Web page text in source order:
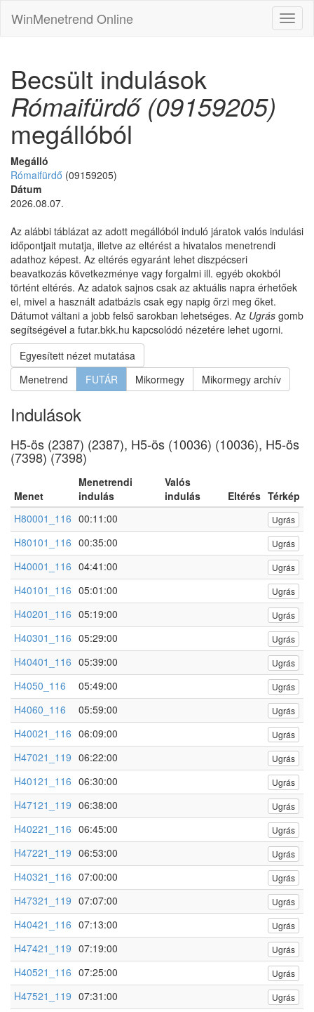
WinMenetrend Online
Becsült indulások
Rómaifürdő (09159205)
megállóból
Megálló
Rómaifürdő (09159205)
Dátum
2026.08.07.
Az alábbi táblázat az adott megállóból induló járatok valós indulási
időpontjait mutatja, illetve az eltérést a hivatalos menetrendi
adathoz képest. Az eltérés egyaránt lehet diszpécseri
beavatkozás következménye vagy forgalmi ill. egyéb okokból
történt eltérés. Az adatok sajnos csak az aktuális napra érhetőek
el, mivel a használt adatbázis csak egy napig őrzi meg őket.
Dátumot váltani a jobb felső sarokban lehetséges. Az Ugrás gomb
segítségével a futar.bkk.hu kapcsolódó nézetére lehet ugorni.
Egyesített nézet mutatása
Menetrend
FUTÁR Mikormegy Mikormegy archív
Indulások
H5-ös (2387) (2387), H5-ös (10036) (10036), H5-ös
(7398) (7398)
Menet
Menetrendi
indulás
Valós
indulás
Eltérés Térkép
H80001_116 00:11:00 Ugrás
H80101_116 00:35:00 Ugrás
H40001_116 04:41:00 Ugrás
H40101_116 05:01:00 Ugrás
H40201_116 05:19:00 Ugrás
H40301_116 05:29:00 Ugrás
H40401_116 05:39:00 Ugrás
H4050_116 05:49:00 Ugrás
H4060_116 05:59:00 Ugrás
H40021_116 06:09:00 Ugrás
H47021_119 06:22:00 Ugrás
H40121_116 06:30:00 Ugrás
H47121_119 06:38:00 Ugrás
H40221_116 06:45:00 Ugrás
H47221_119 06:53:00 Ugrás
H40321_116 07:00:00 Ugrás
H47321_119 07:07:00 Ugrás
H40421_116 07:13:00 Ugrás
H47421_119 07:19:00 Ugrás
H40521_116 07:25:00 Ugrás
H47521_119 07:31:00 Ugrás